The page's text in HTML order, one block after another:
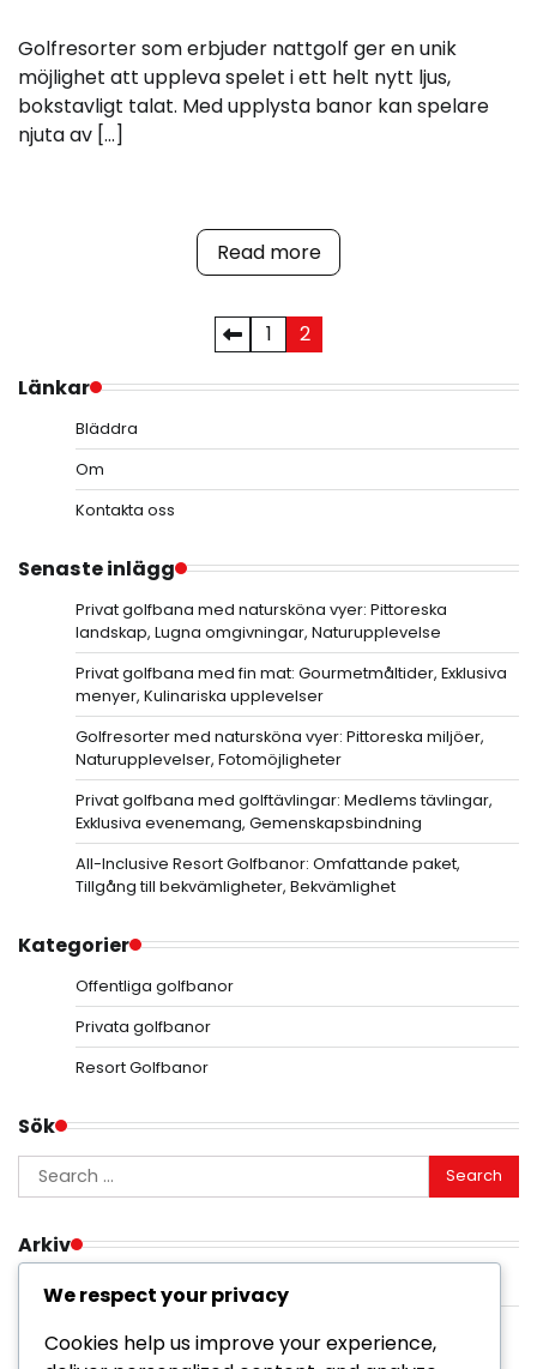
Golfresorter som erbjuder nattgolf ger en unik
möjlighet att uppleva spelet i ett helt nytt ljus,
bokstavligt talat. Med upplysta banor kan spelare
njuta av […]
Read more
pagination
1
2
Länkar
Bläddra
Om
Kontakta oss
Senaste inlägg
Privat golfbana med natursköna vyer: Pittoreska
landskap, Lugna omgivningar, Naturupplevelse
Privat golfbana med fin mat: Gourmetmåltider, Exklusiva
menyer, Kulinariska upplevelser
Golfresorter med natursköna vyer: Pittoreska miljöer,
Naturupplevelser, Fotomöjligheter
Privat golfbana med golftävlingar: Medlems tävlingar,
Exklusiva evenemang, Gemenskapsbindning
All-Inclusive Resort Golfbanor: Omfattande paket,
Tillgång till bekvämligheter, Bekvämlighet
Kategorier
Offentliga golfbanor
Privata golfbanor
Resort Golfbanor
Sök
Search
for:
Arkiv
February 2026
We respect your privacy
Cookies help us improve your experience,